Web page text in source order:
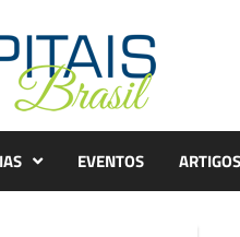
EVENTOS ARTIGOS